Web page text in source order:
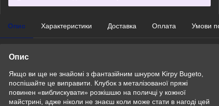
Опис Характеристики Доставка Оплата Умови
Опис
Якщо ви ще не знайомі з фантазійним шнуром Kirpy Bugeto,
поспішайте це виправити. Клубок з металізованої пряжі
повинен «виблискувати» розкішшю на поличці у кожної
майстрині, адже ніколи не знаєш коли може стати в нагоді цей